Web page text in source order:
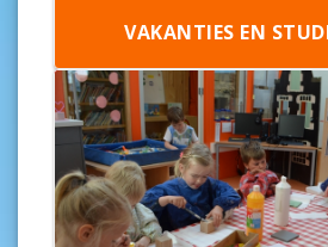
VAKANTIES EN